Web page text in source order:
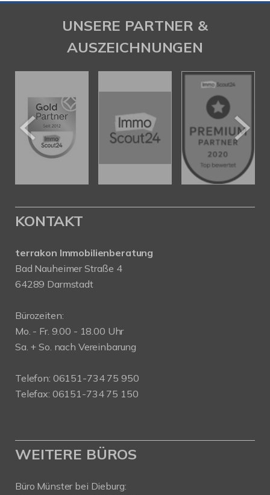
UNSERE PARTNER &
AUSZEICHNUNGEN
KONTAKT
terrakon Immobilienberatung
Bad Nauheimer Straße 4
64289 Darmstadt
Bürozeiten:
Mo. - Fr. 9.00 - 18.00 Uhr
Sa. + So. nach Vereinbarung
Telefon: 06151-734 75 950
Telefax: 06151-734 75 150
WEITERE BÜROS
Büro Münster bei Dieburg: